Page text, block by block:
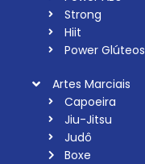
Strong
Hiit
Power Glúteos
Artes Marciais
Capoeira
Jiu-Jitsu
Judô
Boxe